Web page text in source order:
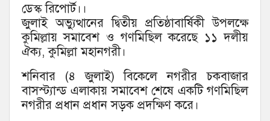
ডেস্ক রিপোর্ট।।
জুলাই অভ্যুত্থানের দ্বিতীয় প্রতিষ্ঠাবার্ষিকী উপলক্ষে
কুমিল্লায় সমাবেশ ও গণমিছিল করেছে ১১ দলীয়
ঐক্য, কুমিল্লা মহানগরী।
‎শনিবার (৪ জুলাই) বিকেলে নগরীর চকবাজার
বাসস্ট্যান্ড এলাকায় সমাবেশ শেষে একটি গণমিছিল
নগরীর প্রধান প্রধান সড়ক প্রদক্ষিণ করে।